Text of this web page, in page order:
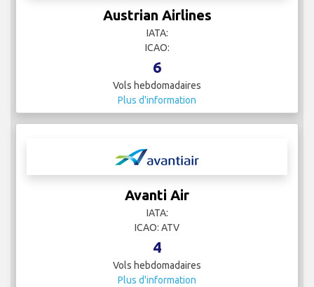
Austrian Airlines
IATA:
ICAO:
6
Vols hebdomadaires
Plus d'information
Avanti Air
IATA:
ICAO: ATV
4
Vols hebdomadaires
Plus d'information